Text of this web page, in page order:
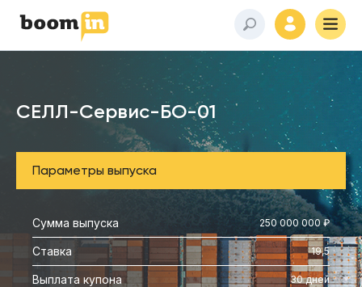
СЕЛЛ-Сервис-БО-01
Параметры выпуска
Сумма выпуска 250 000 000 ₽
Ставка 19,5
Выплата купона 30 дней